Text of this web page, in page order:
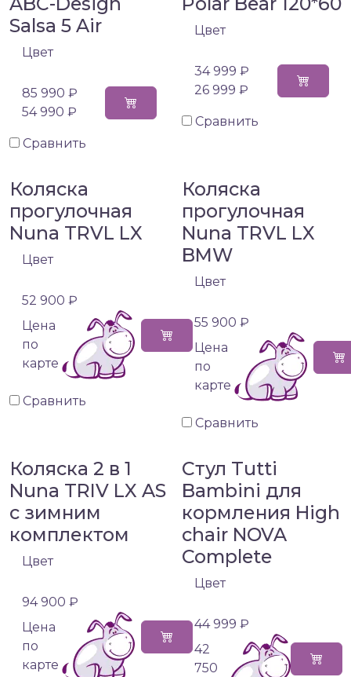
Salsa 5 Air
Цвет
85 990 ₽
54 990 ₽
Сравнить
Цвет
34 999 ₽
26 999 ₽
Сравнить
Коляска
прогулочная
Nuna TRVL LX
Цвет
52 900 ₽
Цена
по
карте
Сравнить
Коляска
прогулочная
Nuna TRVL LX
BMW
Цвет
55 900 ₽
Цена
по
карте
Сравнить
Коляска 2 в 1
Nuna TRIV LX AS
с зимним
комплектом
Цвет
94 900 ₽
Цена
по
карте
Стул Tutti
Bambini для
кормления High
chair NOVA
Complete
Цвет
44 999 ₽
42
750